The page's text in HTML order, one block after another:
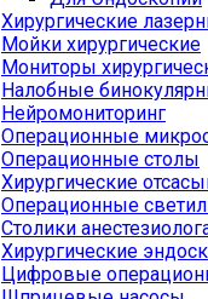
Хирургические
Мойки хирургические
Мониторы
Налобные
Нейромониторинг
Операционные
Операционные столы
Хирургические
Операционные
Столики
Хирургические
Цифровые